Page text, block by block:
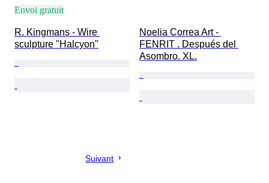
Envoi gratuit
R. Kingmans - Wire
sculpture "Halcyon"
Noelia Correa Art -
FENRIT . Después del
Asombro. XL.
Suivant